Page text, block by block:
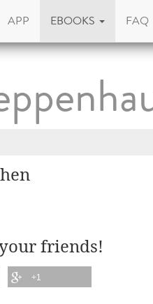
APP EBOOKS FAQ
friends!
+1